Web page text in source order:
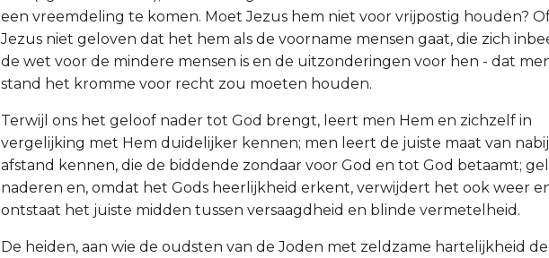
een vreemdeling te komen. Moet Jezus hem niet voor vrijpostig houden?
Jezus niet geloven dat het hem als de voorname mensen gaat, die zich
de wet voor de mindere mensen is en de uitzonderingen voor hen - dat
stand het kromme voor recht zou moeten houden.
Terwijl ons het geloof nader tot God brengt, leert men Hem en zichzelf in
vergelijking met Hem duidelijker kennen; men leert de juiste maat van
afstand kennen, die de biddende zondaar voor God en tot God betaamt;
naderen en, omdat het Gods heerlijkheid erkent, verwijdert het ook weer
ontstaat het juiste midden tussen versaagdheid en blinde vermetelheid.
De heiden, aan wie de oudsten van de Joden met zeldzame hartelijkheid de